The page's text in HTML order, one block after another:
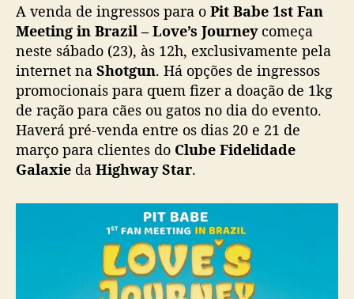
r
á
e
v
e
n
t
o
e
ã
P
a
u
l
A venda de ingressos para o Pit Babe 1st Fan
Meeting in Brazil – Love’s Journeycomeça
neste sábado (23), às 12h, exclusivamente pela
internet na Shotgun. Há opções de ingressos
promocionais para quem fizer a doação de 1kg
de ração para cães ou gatos no dia do evento.
Haverá pré-venda entre os dias 20 e 21 de
março para clientes do Clube Fidelidade
Galaxie da Highway Star.